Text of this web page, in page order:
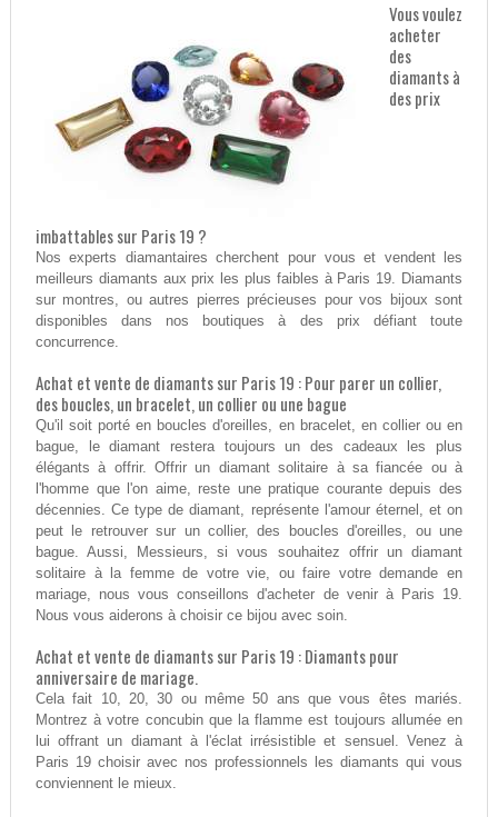
Vous voulez
acheter
des
diamants à
des prix
imbattables sur Paris 19 ?
Nos experts diamantaires cherchent pour vous et vendent les
meilleurs diamants aux prix les plus faibles à Paris 19. Diamants
sur montres, ou autres pierres précieuses pour vos bijoux sont
disponibles dans nos boutiques à des prix défiant toute
concurrence.
Achat et vente de diamants sur Paris 19 : Pour parer un collier,
des boucles, un bracelet, un collier ou une bague
Qu'il soit porté en boucles d'oreilles, en bracelet, en collier ou en
bague, le diamant restera toujours un des cadeaux les plus
élégants à offrir. Offrir un diamant solitaire à sa fiancée ou à
l'homme que l'on aime, reste une pratique courante depuis des
décennies. Ce type de diamant, représente l'amour éternel, et on
peut le retrouver sur un collier, des boucles d'oreilles, ou une
bague. Aussi, Messieurs, si vous souhaitez offrir un diamant
solitaire à la femme de votre vie, ou faire votre demande en
mariage, nous vous conseillons d'acheter de venir à Paris 19.
Nous vous aiderons à choisir ce bijou avec soin.
Achat et vente de diamants sur Paris 19 : Diamants pour
anniversaire de mariage.
Cela fait 10, 20, 30 ou même 50 ans que vous êtes mariés.
Montrez à votre concubin que la flamme est toujours allumée en
lui offrant un diamant à l'éclat irrésistible et sensuel. Venez à
Paris 19 choisir avec nos professionnels les diamants qui vous
conviennent le mieux.